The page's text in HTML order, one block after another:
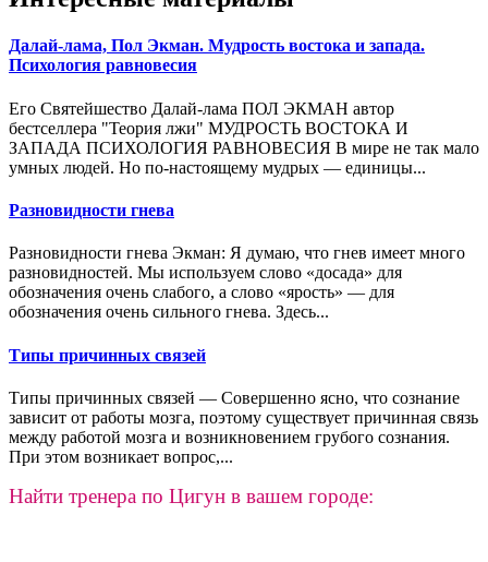
Далай-лама, Пол Экман. Мудрость востока и запада.
Психология равновесия
Его Святейшество Далай-лама ПОЛ ЭКМАН автор
бестселлера "Теория лжи" МУДРОСТЬ ВОСТОКА И
ЗАПАДА ПСИХОЛОГИЯ РАВНОВЕСИЯ В мире не так мало
умных людей. Но по-настоящему мудрых — единицы...
Разновидности гнева
Разновидности гнева Экман: Я думаю, что гнев имеет много
разновидностей. Мы ис­пользуем слово «досада» для
обозначения очень слабого, а слово «ярость» — для
обозначения очень сильного гнева. Здесь...
Типы причинных связей
Типы причинных связей — Совершенно ясно, что сознание
зависит от работы мозга, поэтому существует причинная связь
между работой мозга и возникновением грубого сознания.
При этом возникает вопрос,...
Найти тренера по Цигун в вашем городе: